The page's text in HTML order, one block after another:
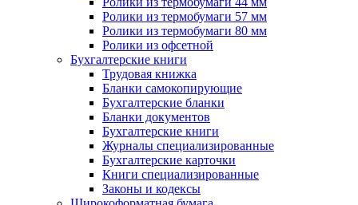
Ролики из термобумаги 57 мм
Ролики из термобумаги 80 мм
Ролики из офсетной
Бухгалтерские книги
Трудовая книжка
Бланки самокопирующие
Бухгалтерские бланки
Бланки документов
Бухгалтерские книги
Журналы специализированные
Бухгалтерские карточки
Книги специализированные
Законы и кодексы